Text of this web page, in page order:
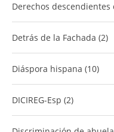
​Derechos descendientes
Detrás de la Fachada (2)
Diáspora hispana (10)
DICIREG-Esp (2)